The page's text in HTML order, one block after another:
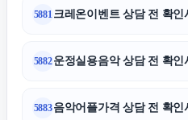
5881 크레온이벤트 상담 전 확인
5882운정실용음악 상담 전 확인
5883음악어플가격 상담 전 확인